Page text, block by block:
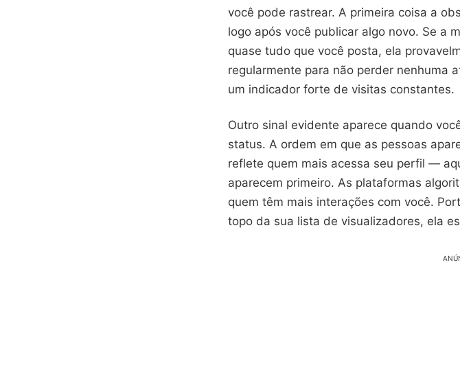
você pode rastrear. A primeira coisa a
logo após você publicar algo novo. Se a
quase tudo que você posta, ela
regularmente para não perder nenhuma
um indicador forte de visitas constantes.
Outro sinal evidente aparece quando
status. A ordem em que as pessoas
reflete quem mais acessa seu perfil —
aparecem primeiro. As plataformas
quem têm mais interações com você.
topo da sua lista de visualizadores, ela